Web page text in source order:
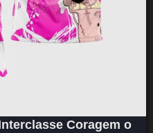
Coragem o